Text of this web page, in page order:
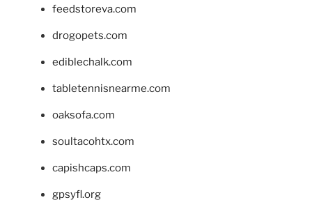
feedstoreva.com
drogopets.com
ediblechalk.com
tabletennisnearme.com
oaksofa.com
soultacohtx.com
capishcaps.com
gpsyfl.org